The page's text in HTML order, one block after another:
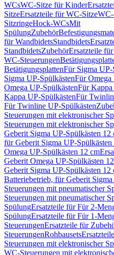
WCsWC-Sitze für Kinder
SitzeErsatzteile für WC-Sitze
SitzringeHock-WCsMit
SpülungZubehör
für WandbidetsStandbidets
StandbidetsZubehörErsatzteile
WC-Steuerungen
BetätigungsplattenFür Sigma UP-
Sigma UP-SpülkästenFür Omega
Omega UP-SpülkästenFür Kappa
Kappa UP-SpülkästenFür
Für Twinline UP-Spülkästen
Steuerungen mit elektronischer
Steuerungen mit elektronischer
Geberit Sigma UP-Spülkästen 12
für Geberit Sigma UP-Spülkästen
Omega UP-Spülkästen 12 cm
Geberit Omega UP-Spülkästen
Geberit Sigma UP-Spülkästen 12
Batteriebetrieb, für Geberit
Steuerungen mit pneumatischer
Steuerungen mit pneumatischer
SpülungErsatzteile für Für 2-
SpülungErsatzteile für Für 1-
SteuerungenErsatzteile für
SteuerungenRohbausets
Steuerungen mit elektronischer
WC-Steuerungen mit